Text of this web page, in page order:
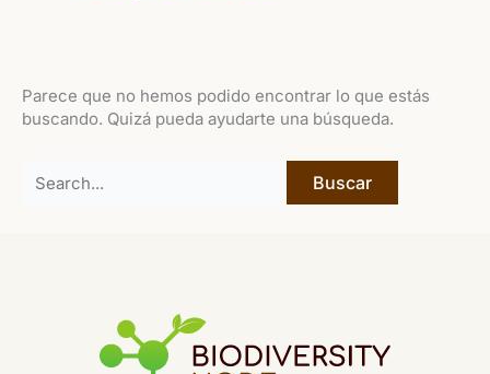
Parece que no hemos podido encontrar lo que estás
buscando. Quizá pueda ayudarte una búsqueda.
por: